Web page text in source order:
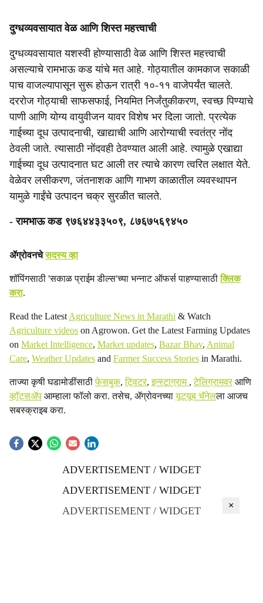
दुग्धव्यवसायात वेळ आणि शिस्त महत्त्वाची
दुग्धव्यवसायात यशस्वी होण्यासाठी वेळ आणि शिस्त महत्त्वाची
असल्याचे रामभाऊ कड यांचे मत आहे. गोठ्यातील कामकाज सकाळी
पाच वाजल्यापासून सुरू होऊन रात्री १०-११ वाजेपर्यंत चालते.
दररोज गोठ्याची साफसफाई, नियमित निर्जंतुकीकरण, स्वच्छ पिण्याचे
पाणी आणि योग्य वायुवीजन यावर विशेष भर दिला जातो. प्रत्येक
गाईच्या दूध उत्पादनाची, खाद्याची आणि आरोग्याची स्वतंत्र नोंद
ठेवली जाते. त्यासाठी नोंदवही ठेवण्यात आली आहे. त्यामुळे एखाद्या
गाईच्या दूध उत्पादनात घट आली तर त्याचे कारण त्वरित लक्षात येते.
वेळेवर लसीकरण, जंतनाशक आणि गाभण काळातील व्यवस्थापन
यामुळे गाईंचे उत्पादन चक्र सुरळीत चालते.
- रामभाऊ कड ९७६४४३३५०९, ८७६७५६९४५०
ॲग्रोवनचेसदस्य व्हा
शॉपिंगसाठी 'सकाळ प्राईम डील्स'च्या भन्नाट ऑफर्स पाहण्यासाठीक्लिक
करा.
Read the Latest Agriculture News in Marathi & Watch
Agriculture videos on Agrowon. Get the Latest Farming Updates
on Market Intelligence, Market updates, Bazar Bhav, Animal
Care, Weather Updates and Farmer Success Stories in Marathi.
ताज्या कृषी घडामोडींसाठीफेसबुक,ट्विटर,इन्स्टाग्राम ,टेलिग्रामवरआणि
व्हॉट्सॲप आम्हाला फॉलो करा. तसेच, ॲग्रोवनच्यायूट्यूब चॅनेलला आजच
सबस्क्राइब करा.
ADVERTISEMENT / WIDGET
ADVERTISEMENT / WIDGET
ADVERTISEMENT / WIDGET
×